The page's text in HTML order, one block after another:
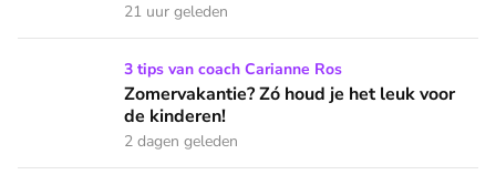
21 uur geleden
Zomervakantie? Zó houd je het leuk voor de kinderen!
3 tips van coach Carianne Ros
Zomervakantie? Zó houd je het leuk voor
de kinderen!
2 dagen geleden